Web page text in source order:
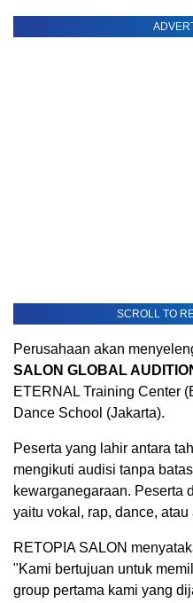
SCROLL TO
Perusahaan akan
SALON GLOBAL
ETERNAL Training Center
Dance School (Jakarta).
Peserta yang lahir antara
mengikuti audisi tanpa
kewarganegaraan. Peserta
yaitu vokal, rap, dance, atau
RETOPIA SALON
"Kami bertujuan untuk
group pertama kami yang